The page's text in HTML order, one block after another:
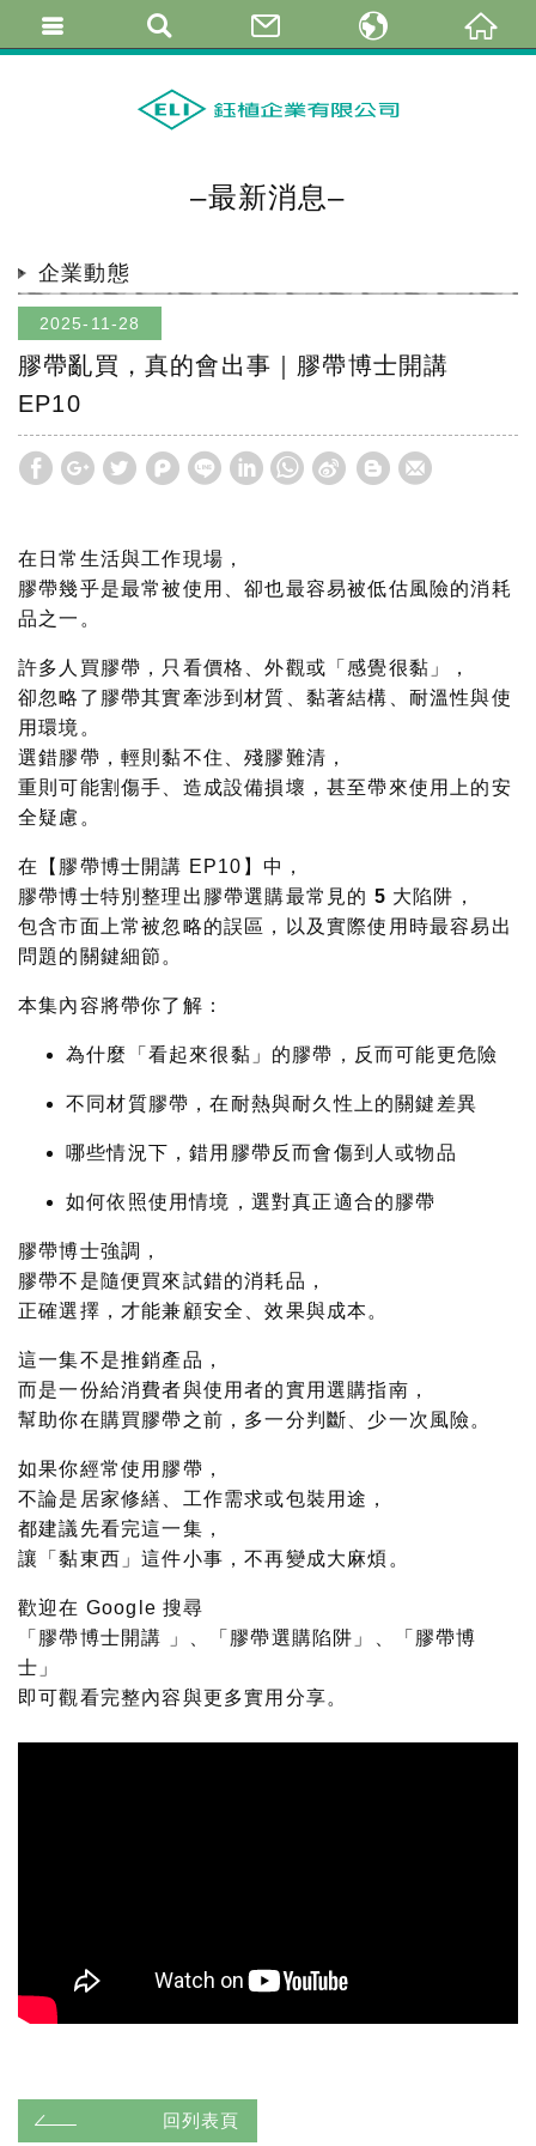
–最新消息–
企業動態
2025-11-28
膠帶亂買，真的會出事｜膠帶博士開講
EP10
在日常生活與工作現場，
膠帶幾乎是最常被使用、卻也最容易被低估風險的消耗
品之一。
許多人買膠帶，只看價格、外觀或「感覺很黏」，
卻忽略了膠帶其實牽涉到材質、黏著結構、耐溫性與使
用環境 。
選錯膠帶，輕則黏不住、殘膠難清，
重則可能割傷手、造成設備損壞，甚至帶來使用上的安
全疑慮。
在【膠帶博士開講 EP10】中，
膠帶博士特別整理出 膠帶選購最常見的 5 大陷阱 ，
包含市面上常被忽略的誤區，以及實際使用時最容易出
問題的關鍵細節。
本集內容將帶你了解：
為什麼「看起來很黏」的膠帶，反而可能更危險
不同材質膠帶，在耐熱與耐久性上的關鍵差異
哪些情況下，錯用膠帶反而會傷到人或物品
如何依照使用情境，選對真正適合的膠帶
膠帶博士強調，
膠帶不是隨便買來試錯的消耗品，
正確選擇，才能兼顧安全、效果與成本。
這一集不是推銷產品，
而是一份給消費者與使用者的實用選購指南 ，
幫助你在購買膠帶之前，多一分判斷、少一次風險。
如果你經常使用膠帶，
不論是居家修繕、工作需求或包裝用途，
都建議先看完這一集，
讓「黏東西」這件小事，不再變成大麻煩。
歡迎在 Google 搜尋
「膠帶博士開講 」
「膠帶選購陷阱」
「膠帶博
士」
即可觀看完整內容與更多實用分享。
回列表頁
简体中文